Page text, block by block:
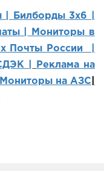
|
Билборды 3х6 |
|
Мониторы в
Почты России |
|
Реклама на
Мониторы на АЗС